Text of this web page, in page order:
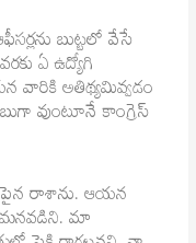
బుట్టలో వేసే
ఏ ఉద్యోగి
వారికి అతిథ్యమివ్వడం
వుంటూనే కాంగ్రెస్
పైన రాశాను. ఆయన
మనవడిని. మా